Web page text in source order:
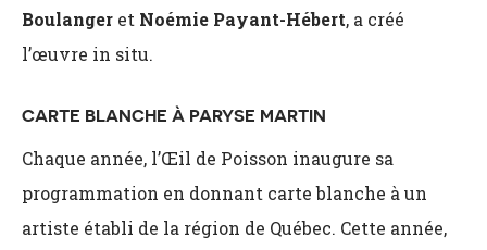
Boulanger et Noémie Payant-Hébert, a créé
l’œuvre in situ.
CARTE BLANCHE À PARYSE MARTIN
Chaque année, l’Œil de Poisson inaugure sa
programmation en donnant carte blanche à un
artiste établi de la région de Québec. Cette année,